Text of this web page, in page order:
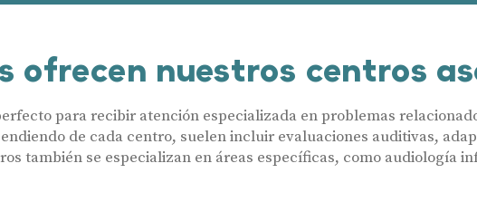
ofrecen nuestros centros
para recibir atención especializada en problemas
de cada centro, suelen incluir evaluaciones auditivas,
también se especializan en áreas específicas, como audiología